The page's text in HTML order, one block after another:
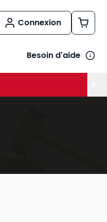
Connexion
Besoin d'aide